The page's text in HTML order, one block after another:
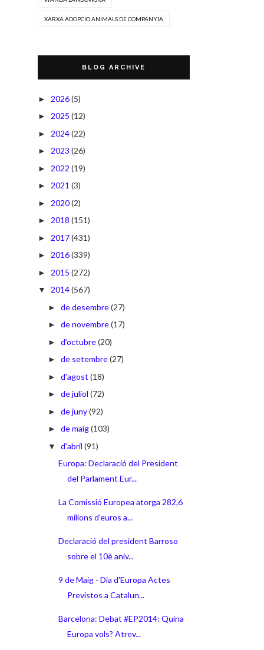
XARXA ADOPCIO ANIMALS DE COMPANYIA
BLOG ARCHIVE
► 2026(5)
► 2025 (12)
► 2024(22)
► 2023 (26)
► 2022 (19)
► 2021 (3)
► 2020(2)
► 2018 (151)
► 2017(431)
► 2016(339)
► 2015 (272)
▼ 2014(567)
► de desembre(27)
► de novembre(17)
► d’octubre(20)
► de setembre(27)
► d’agost (18)
► de juliol (72)
► de juny(92)
► de maig(103)
▼ d’abril (91)
Europa: Declaració del President
del Parlament Eur...
La Comissió Europea atorga 282,6
milions d'euros a...
Declaració del president Barroso
sobre el 10è aniv...
9 de Maig - Dia d'Europa Actes
Previstos a Catalun...
Barcelona: Debat #EP2014: Quina
Europa vols? Atrev...